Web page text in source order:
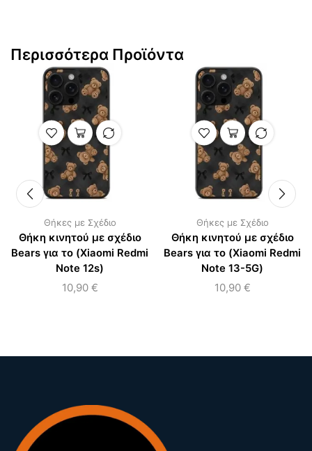
Περισσότερα Προϊόντα
Θήκες με Σχέδιο
Θήκη κινητού με σχέδιο
Bears για το (Xiaomi Redmi
Note 12s)
10,90 €
Θήκες με Σχέδιο
Θήκη κινητού με σχέδιο
Bears για το (Xiaomi Redmi
Note 13-5G)
10,90 €